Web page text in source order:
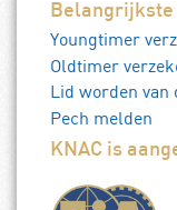
Youngtimer
Oldtimer
Lid worden van
Pech melden
KNAC is